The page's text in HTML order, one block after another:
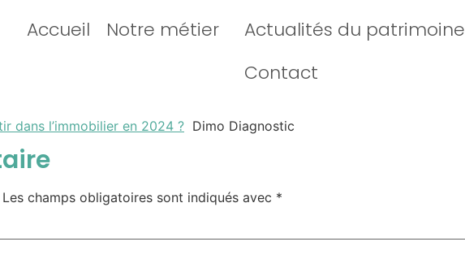
Accueil Notre métier Actualités du patrimoine
Contact
dans l’immobilier en 2024 ? Dimo Diagnostic
Les champs obligatoires sont indiqués avec *